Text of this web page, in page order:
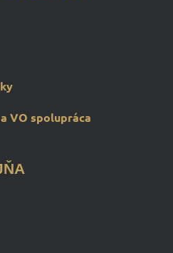
VO spolupráca